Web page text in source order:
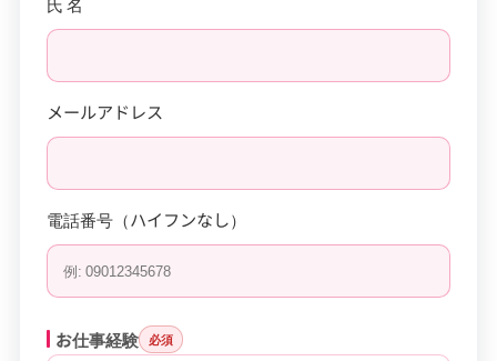
メールアドレス
電話番号（ハイフンなし）
お仕事経験 必須